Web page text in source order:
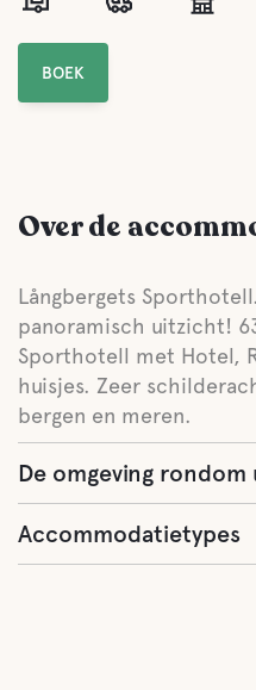
BOEK
Over de
Långbergets
panoramisch uitzicht!
Sporthotell met Hotel,
huisjes. Zeer
bergen en meren.
De omgeving
Accommodatietypes